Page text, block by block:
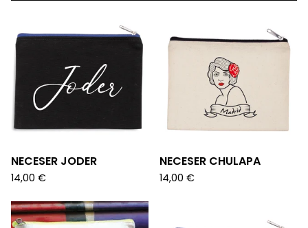
NECESER JODER
14,00 €
NECESER CHULAPA
14,00 €